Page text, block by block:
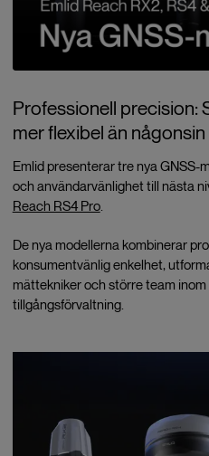
Professionell precision:
mer flexibel än någonsin
Emlid presenterar tre nya
och användarvänlighet till nästa
Reach RS4 Pro.
De nya modellerna kombinerar
konsumentvänlig enkelhet,
mättekniker och större team
tillgångsförvaltning.